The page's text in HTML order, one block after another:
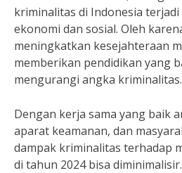
kriminalitas di Indonesia
ekonomi dan sosial. Oleh
meningkatkan kesejahteraan
memberikan pendidikan yang
mengurangi angka kriminalitas.
Dengan kerja sama yang baik
aparat keamanan, dan
dampak kriminalitas terhadap
di tahun 2024 bisa